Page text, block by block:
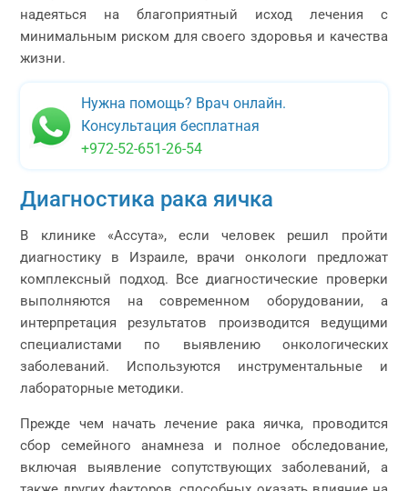
надеяться на благоприятный исход лечения с
минимальным риском для своего здоровья и качества
жизни.
Нужна помощь? Врач онлайн.
Консультация бесплатная
+972-52-651-26-54
Диагностика рака яичка
В клинике «Ассута», если человек решил пройти
диагностику в Израиле, врачи онкологи предложат
комплексный подход. Все диагностические проверки
выполняются на современном оборудовании, а
интерпретация результатов производится ведущими
специалистами по выявлению онкологических
заболеваний. Используются инструментальные и
лабораторные методики.
Прежде чем начать лечение рака яичка, проводится
сбор семейного анамнеза и полное обследование,
включая выявление сопутствующих заболеваний, а